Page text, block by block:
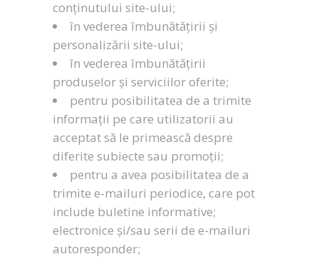
conținutului site-ului;
în vederea îmbunătățirii și
personalizării site-ului;
în vederea îmbunătățirii
produselor și serviciilor oferite;
pentru posibilitatea de a trimite
informații pe care utilizatorii au
acceptat să le primească despre
diferite subiecte sau promoții;
pentru a avea posibilitatea de a
trimite e-mailuri periodice, care pot
include buletine informative;
electronice și/sau serii de e-mailuri
autoresponder;